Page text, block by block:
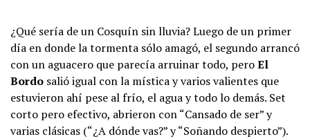
¿Qué sería de un Cosquín sin lluvia? Luego de un primer
día en donde la tormenta sólo amagó, el segundo arrancó
con un aguacero que parecía arruinar todo, peroEl
Bordo salió igual con la mística y varios valientes que
estuvieron ahí pese al frío, el agua y todo lo demás. Set
corto pero efectivo, abrieron con “Cansado de ser” y
varias clásicas (“¿A dónde vas?” y “Soñando despierto”).